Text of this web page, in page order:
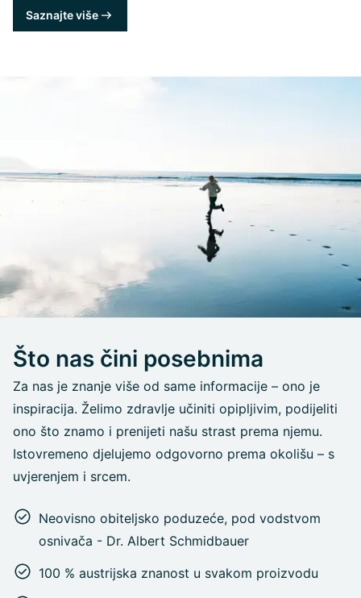
Saznajte više
Što nas čini posebnima
Za nas je znanje više od same informacije – ono je
inspiracija. Želimo zdravlje učiniti opipljivim, podijeliti
ono što znamo i prenijeti našu strast prema njemu.
Istovremeno djelujemo odgovorno prema okolišu – s
uvjerenjem i srcem.
Neovisno obiteljsko poduzeće, pod vodstvom
osnivača - Dr. Albert Schmidbauer
100 % austrijska znanost u svakom proizvodu